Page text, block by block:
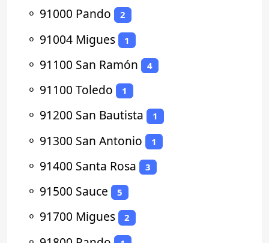
⚬ 91000 Pando 2
⚬ 91004 Migues 1
⚬ 91100 San Ramón 4
⚬ 91100 Toledo 1
⚬ 91200 San Bautista 1
⚬ 91300 San Antonio 1
⚬ 91400 Santa Rosa 3
⚬ 91500 Sauce 5
⚬ 91700 Migues 2